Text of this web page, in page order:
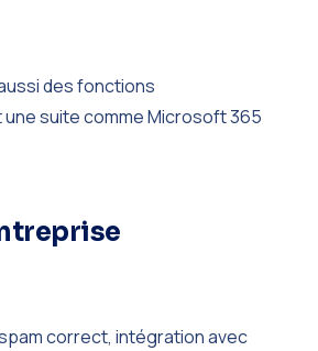
des fonctions
une suite comme Microsoft 365
correct, intégration avec